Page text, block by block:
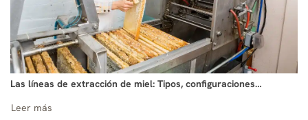
Las líneas de extracción de miel: Tipos, configuraciones…
Leer más